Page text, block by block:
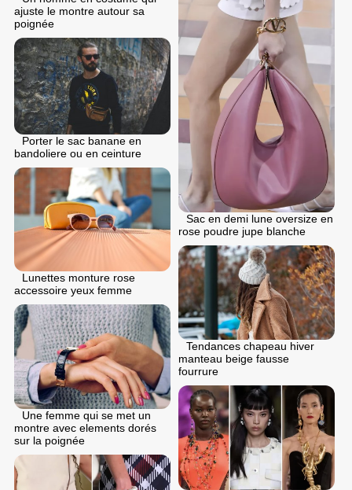
ajuste le montre autour sa
poignée
Sac en demi lune oversize en
rose poudre jupe blanche
Porter le sac banane en
bandoliere ou en ceinture
Lunettes monture rose
accessoire yeux femme
Tendances chapeau hiver
manteau beige fausse
fourrure
Une femme qui se met un
montre avec elements dorés
sur la poignée